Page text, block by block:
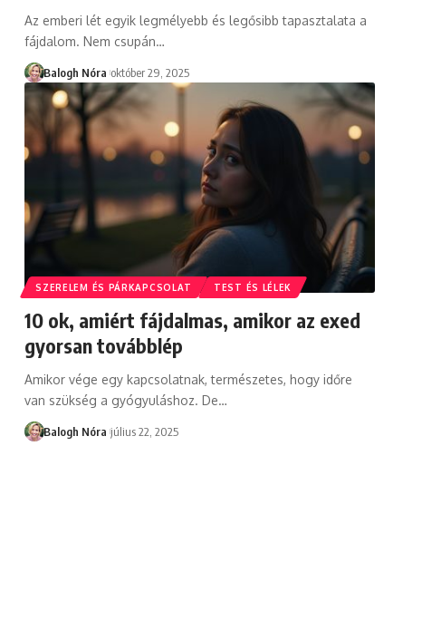
Az emberi lét egyik legmélyebb és legősibb tapasztalata a
fájdalom. Nem csupán…
Balogh Nóra október 29, 2025
SZERELEM ÉS PÁRKAPCSOLAT TEST ÉS LÉLEK
10 ok, amiért fájdalmas, amikor az exed
gyorsan továbblép
Amikor vége egy kapcsolatnak, természetes, hogy időre
van szükség a gyógyuláshoz. De…
Balogh Nóra július 22, 2025